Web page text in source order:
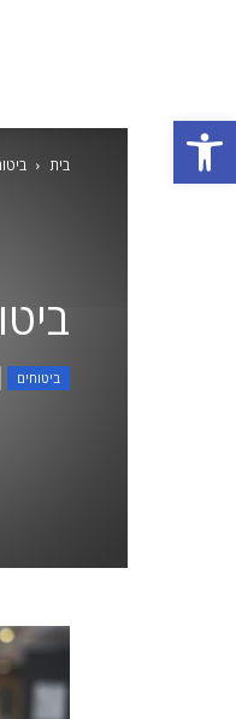
פתח סרגל נגישות
בית
ביטוחים